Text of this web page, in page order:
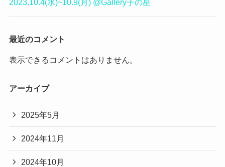
最近のコメント
表示できるコメントはありません。
アーカイブ
2025年5月
2024年11月
2024年10月